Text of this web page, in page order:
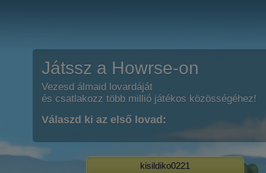
Játssz a Howrse-on
Vezesd álmaid lovardáját
és csatlakozz több millió játékos közösségéhez!
Válaszd ki az első lovad:
kisildiko0221